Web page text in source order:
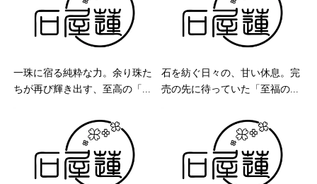
一珠に宿る純粋な力。余り珠た
ちが再び輝き出す、至高の「...
石を紡ぐ日々の、甘い休息。完
売の先に待っていた「至福の...